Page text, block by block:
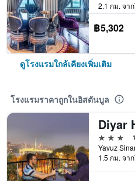
2.1 กม. จา
฿5,302
ดูโรงแรมใกล้เคียงเพิ่มเติม
โรงแรมราคาถูกในอิสตันบูล
Diyar
3 ดาว
1.5 กม. จา